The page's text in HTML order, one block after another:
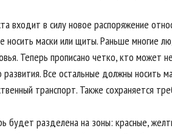
входит в силу новое распоряжение
маски или щиты. Раньше многие
Теперь прописано четко, кто может
развития. Все остальные должны
транспорт. Также сохраняется
будет разделена на зоны: красные,